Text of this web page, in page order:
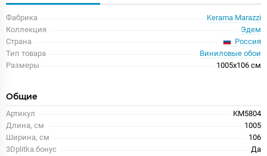
Фабрика
Kerama Marazzi
Коллекция
Эдем
Страна
Россия
Тип товара
Виниловые обои
Размеры
1005x106 см
Общие
Артикул
KM5804
Длина, см
1005
Ширина, см
106
3Dplitka.бонус
Да